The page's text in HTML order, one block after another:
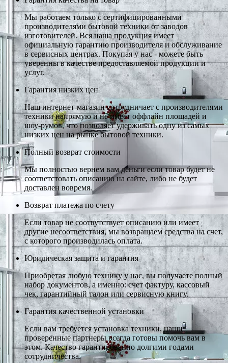
Мы работаем только с сертифицированными
производителями бытовой техники от заводов
изготовителей. Вся наша продукция имеет
официальную гарантию производителя и обслуживание
в сервисных центрах. Покупая у нас - можете быть
уверенны в качестве предоставляемой продукции и
услуг.
Гарантия низких цен
Наш интернет-магазин сотрудничает с производителями
техники напрямую и не имеет оффлайн площадей и
шоу-румов, что позволяет удерживать одну из самых
низких цен на рынке бытовой техники.
Полный возврат стоимости
Мы полностью вернем вам деньги если товар будет не
соответстовать описанию на сайте, либо не будет
доставлен вовремя.
Возврат платежа по счету
Если товар не соотвутствует описанию или имеет
другие несоответствия, мы возвращаем средства на счет,
с которого производилась оплата.
Юридическая защита и гарантия
Приобретая любую технику у нас, вы получаете полный
набор документов, а именно: счет фактуру, кассовый
чек, гарантийный талон или сервисную книгу.
Гарантия качественной установки
Если вам требуется установка техники, наши
проверенные партнеры всегда готовы помочь вам в
этом. Качество гарантированно долгими годами
сотрудничества.